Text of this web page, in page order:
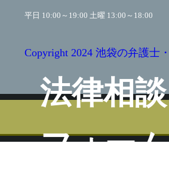
平日 10:00～19:00 土曜 13:00～18:00
Copyright 2024 池袋の弁護士
法律相談
フォーム